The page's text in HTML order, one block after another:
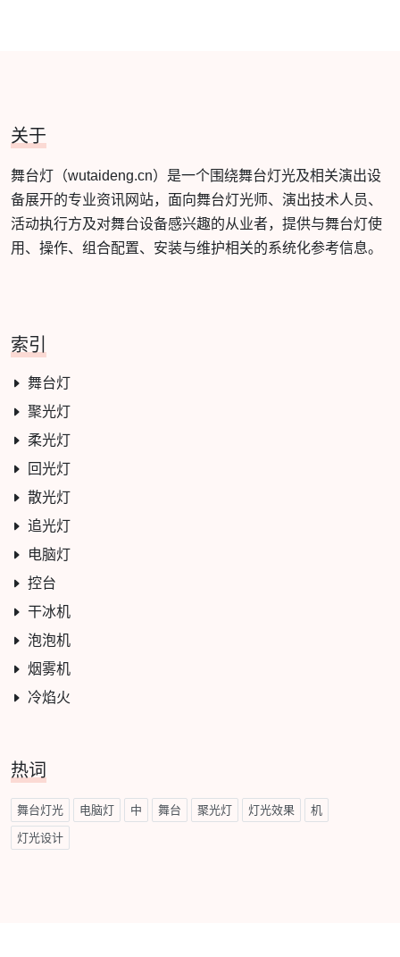
关于
舞台灯（wutaideng.cn）是一个围绕舞台灯光及相关演出设
备展开的专业资讯网站，面向舞台灯光师、演出技术人员、
活动执行方及对舞台设备感兴趣的从业者，提供与舞台灯使
用、操作、组合配置、安装与维护相关的系统化参考信息。
索引
舞台灯
聚光灯
柔光灯
回光灯
散光灯
追光灯
电脑灯
控台
干冰机
泡泡机
烟雾机
冷焰火
热词
舞台灯光 电脑灯 中 舞台 聚光灯 灯光效果 机
灯光设计